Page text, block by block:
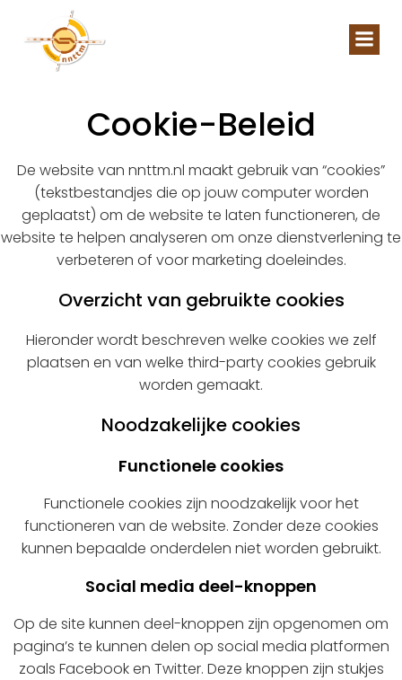
Cookie-Beleid
De website van nnttm.nl maakt gebruik van “cookies”
(tekstbestandjes die op jouw computer worden
geplaatst) om de website te laten functioneren, de
website te helpen analyseren om onze dienstverlening te
verbeteren of voor marketing doeleindes.
Overzicht van gebruikte cookies
Hieronder wordt beschreven welke cookies we zelf
plaatsen en van welke third-party cookies gebruik
worden gemaakt.
Noodzakelijke cookies
Functionele cookies
Functionele cookies zijn noodzakelijk voor het
functioneren van de website. Zonder deze cookies
kunnen bepaalde onderdelen niet worden gebruikt.
Social media deel-knoppen
Op de site kunnen deel-knoppen zijn opgenomen om
pagina’s te kunnen delen op social media platformen
zoals Facebook en Twitter. Deze knoppen zijn stukjes